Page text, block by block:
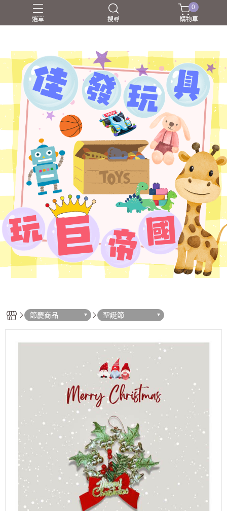
選單 搜尋
NERF射擊玩具 家家酒
戰鬥陀螺BEYBLADEX
益智挑戰
盲盒
0
購物車
節慶商品 聖誕節